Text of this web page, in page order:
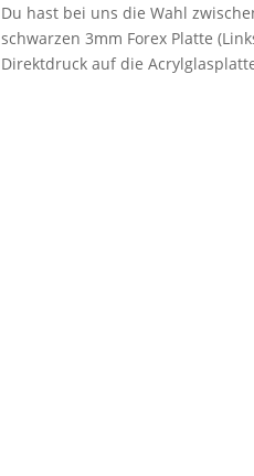
Du hast bei uns die Wahl
schwarzen 3mm Forex Platte
Direktdruck auf die